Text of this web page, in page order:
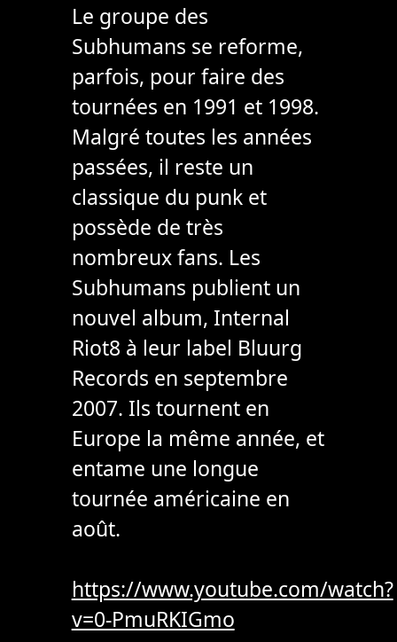
Le groupe des
Subhumans se reforme,
parfois, pour faire des
tournées en 1991 et 1998.
Malgré toutes les années
passées, il reste un
classique du punk et
possède de très
nombreux fans. Les
Subhumans publient un
nouvel album, Internal
Riot8 à leur label Bluurg
Records en septembre
2007. Ils tournent en
Europe la même année, et
entame une longue
tournée américaine en
août.
https://www.youtube.com/watch?
v=0-PmuRKIGmo